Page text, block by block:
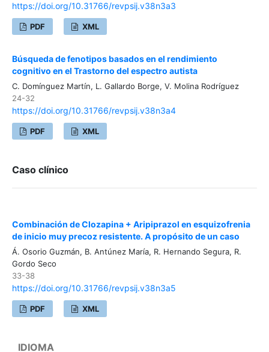
https://doi.org/10.31766/revpsij.v38n3a3
PDF XML
Búsqueda de fenotipos basados en el rendimiento
cognitivo en el Trastorno del espectro autista
C. Domínguez Martín, L. Gallardo Borge, V. Molina Rodríguez
24-32
https://doi.org/10.31766/revpsij.v38n3a4
PDF XML
Caso clínico
Combinación de Clozapina + Aripiprazol en esquizofrenia
de inicio muy precoz resistente. A propósito de un caso
Á. Osorio Guzmán, B. Antúnez María, R. Hernando Segura, R.
Gordo Seco
33-38
https://doi.org/10.31766/revpsij.v38n3a5
PDF XML
IDIOMA